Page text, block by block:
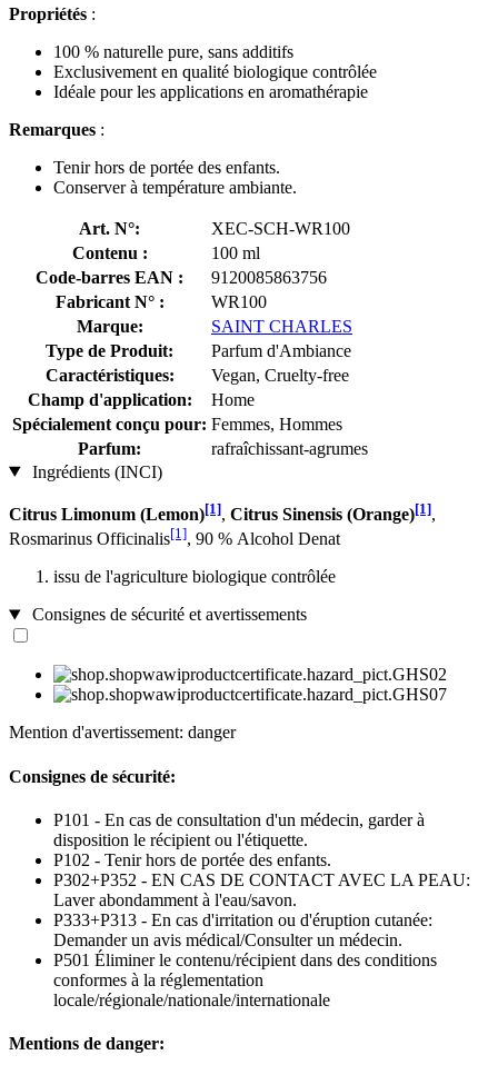
Propriétés :
100 % naturelle pure, sans additifs
Exclusivement en qualité biologique contrôlée
Idéale pour les applications en aromathérapie
Remarques :
Tenir hors de portée des enfants.
Conserver à température ambiante.
Art. N°:
XEC-SCH-WR100
Contenu :
100 ml
Code-barres EAN :
9120085863756
Fabricant N° :
WR100
Marque:
SAINT CHARLES
Type de Produit:
Parfum d'Ambiance
Caractéristiques:
Vegan, Cruelty-free
Champ d'application:
Home
Spécialement conçu pour: Femmes, Hommes
Parfum:
rafraîchissant-agrumes
Ingrédients (INCI)
Citrus Limonum (Lemon)[1], Citrus Sinensis (Orange)[1],
Rosmarinus Officinalis[1], 90 % Alcohol Denat
issu de l'agriculture biologique contrôlée
Consignes de sécurité et avertissements
Mention d'avertissement: danger
Consignes de sécurité:
P101 - En cas de consultation d'un médecin, garder à
disposition le récipient ou l'étiquette.
P102 - Tenir hors de portée des enfants.
P302+P352 - EN CAS DE CONTACT AVEC LA PEAU:
Laver abondamment à l'eau/savon.
P333+P313 - En cas d'irritation ou d'éruption cutanée:
Demander un avis médical/Consulter un médecin.
P501 Éliminer le contenu/récipient dans des conditions
conformes à la réglementation
locale/régionale/nationale/internationale
Mentions de danger: